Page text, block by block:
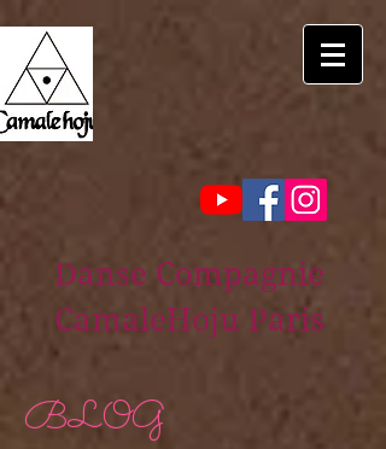
Danse Compagnie
CamaleHoju Paris
BLOG